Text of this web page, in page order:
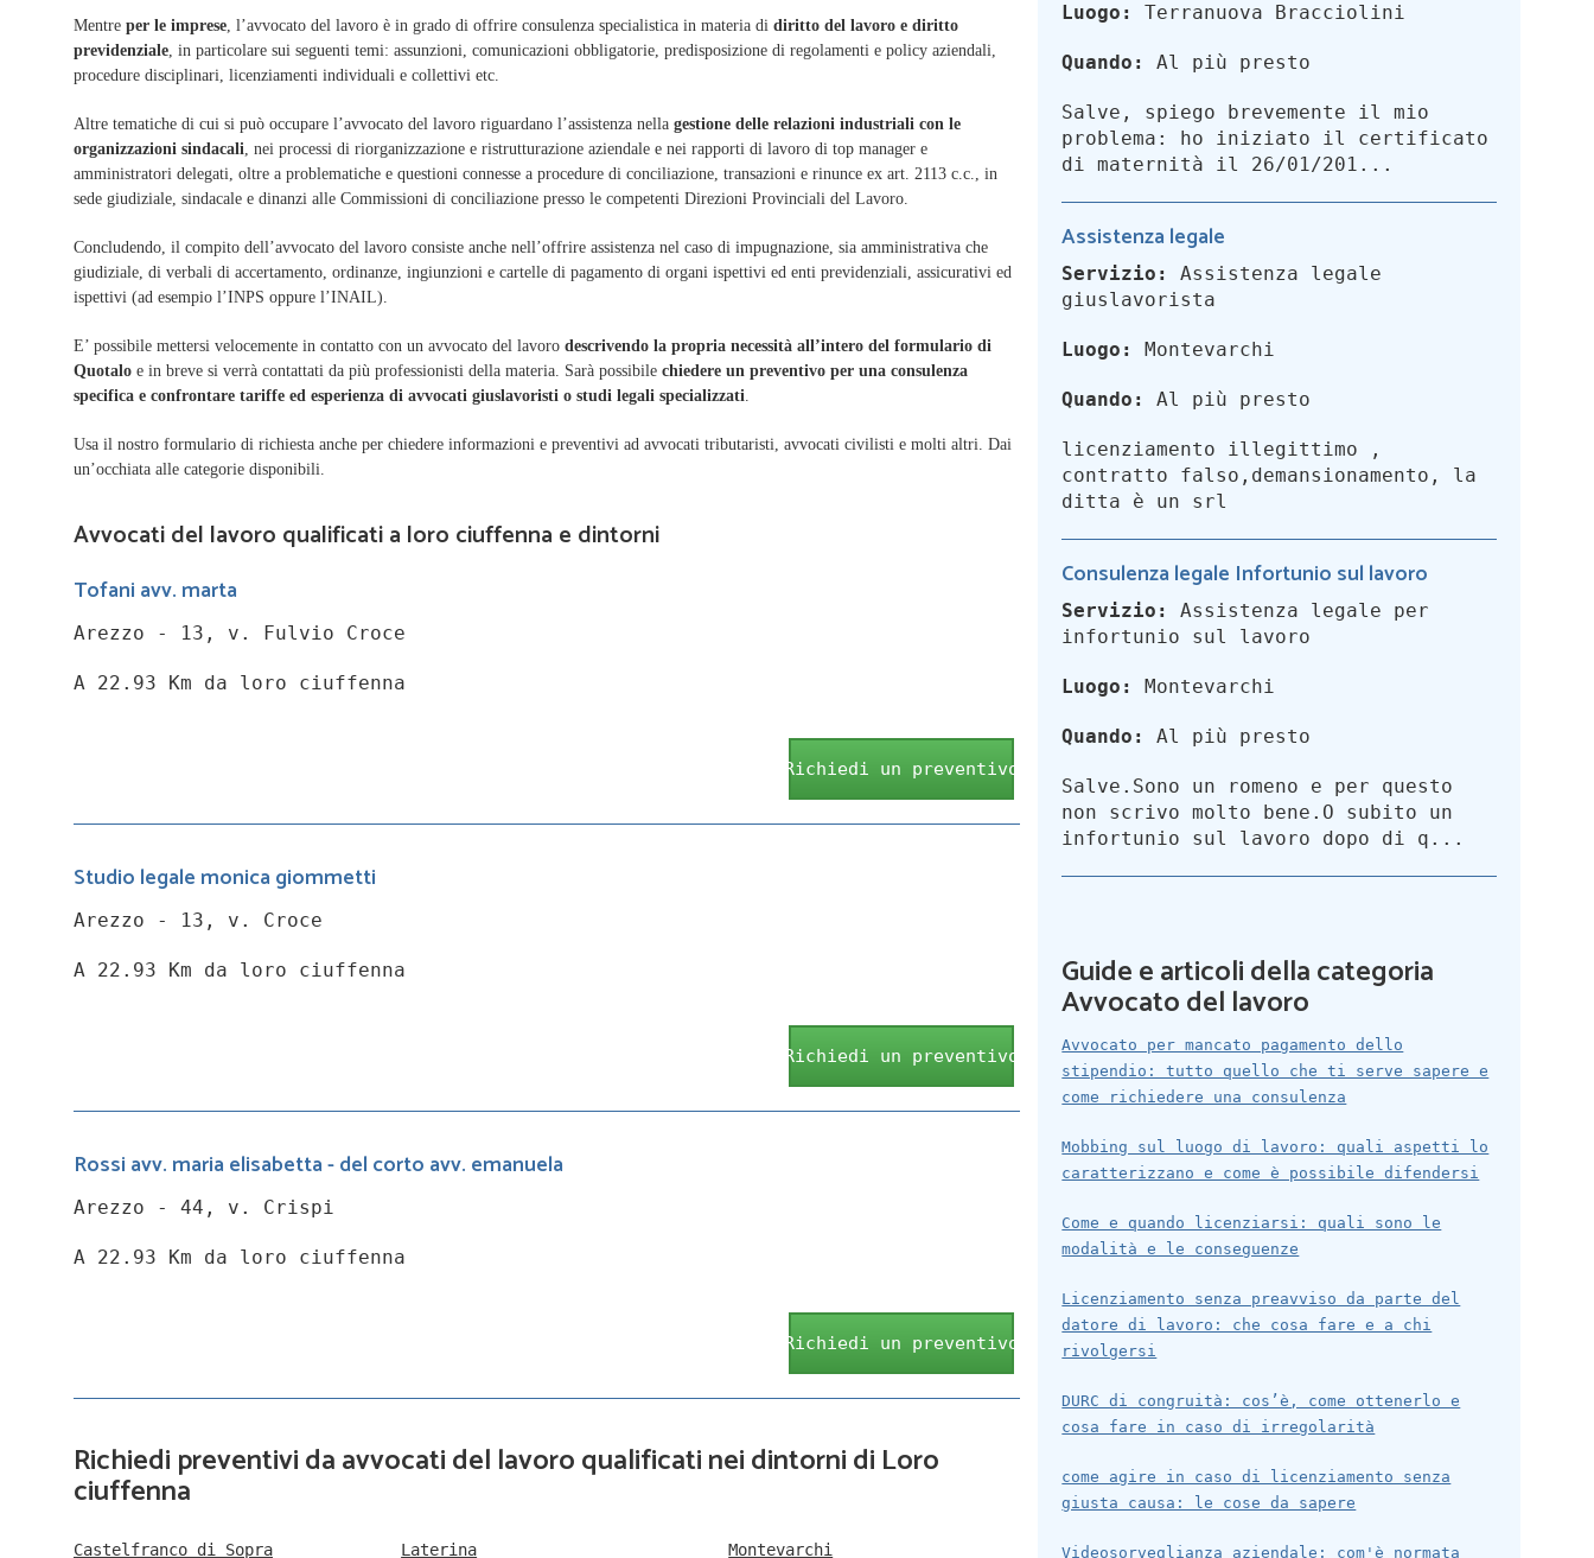
Mentre per le imprese, l’avvocato del lavoro è in grado di offrire consulenza specialistica in materia di diritto del lavoro e diritto
previdenziale, in particolare sui seguenti temi: assunzioni, comunicazioni obbligatorie, predisposizione di regolamenti e policy aziendali,
procedure disciplinari, licenziamenti individuali e collettivi etc.
Altre tematiche di cui si può occupare l’avvocato del lavoro riguardano l’assistenza nella gestione delle relazioni industriali con le
organizzazioni sindacali, nei processi di riorganizzazione e ristrutturazione aziendale e nei rapporti di lavoro di top manager e
amministratori delegati, oltre a problematiche e questioni connesse a procedure di conciliazione, transazioni e rinunce ex art. 2113 c.c., in
sede giudiziale, sindacale e dinanzi alle Commissioni di conciliazione presso le competenti Direzioni Provinciali del Lavoro.
Concludendo, il compito dell’avvocato del lavoro consiste anche nell’offrire assistenza nel caso di impugnazione, sia amministrativa che
giudiziale, di verbali di accertamento, ordinanze, ingiunzioni e cartelle di pagamento di organi ispettivi ed enti previdenziali, assicurativi ed
ispettivi (ad esempio l’INPS oppure l’INAIL).
E’ possibile mettersi velocemente in contatto con un avvocato del lavoro descrivendo la propria necessità all’intero del formulario di
Quotalo e in breve si verrà contattati da più professionisti della materia. Sarà possibile chiedere un preventivo per una consulenza
specifica e confrontare tariffe ed esperienza di avvocati giuslavoristi o studi legali specializzati.
Usa il nostro formulario di richiesta anche per chiedere informazioni e preventivi ad avvocati tributaristi, avvocati civilisti e molti altri. Dai
un’occhiata alle categorie disponibili.
Avvocati del lavoro qualificati a loro ciuffenna e dintorni
Tofani avv. marta
Arezzo - 13, v. Fulvio Croce
A 22.93 Km da loro ciuffenna
Richiedi un preventivo
Studio legale monica giommetti
Arezzo - 13, v. Croce
A 22.93 Km da loro ciuffenna
Richiedi un preventivo
Rossi avv. maria elisabetta - del corto avv. emanuela
Arezzo - 44, v. Crispi
A 22.93 Km da loro ciuffenna
Richiedi un preventivo
Richiedi preventivi da avvocati del lavoro qualificati nei dintorni di Loro
ciuffenna
Castelfranco di Sopra Laterina
Montevarchi
Luogo: Terranuova Bracciolini
Quando: Al più presto
Salve, spiego brevemente il mio
problema: ho iniziato il certificato
di maternità il 26/01/201...
Assistenza legale
Servizio:
Assistenza legale
giuslavorista
Luogo: Montevarchi
Quando: Al più presto
licenziamento illegittimo ,
contratto falso,demansionamento, la
ditta è un srl
Consulenza legale Infortunio sul lavoro
Servizio:
Assistenza legale per
infortunio sul lavoro
Luogo: Montevarchi
Quando: Al più presto
Salve.Sono un romeno e per questo
non scrivo molto bene.O subito un
infortunio sul lavoro dopo di q...
Guide e articoli della categoria
Avvocato del lavoro
Avvocato per mancato pagamento dello
stipendio: tutto quello che ti serve sapere e
come richiedere una consulenza
Mobbing sul luogo di lavoro: quali aspetti lo
caratterizzano e come è possibile difendersi
Come e quando licenziarsi: quali sono le
modalità e le conseguenze
Licenziamento senza preavviso da parte del
datore di lavoro: che cosa fare e a chi
rivolgersi
DURC di congruità: cos’è, come ottenerlo e
cosa fare in caso di irregolarità
come agire in caso di licenziamento senza
giusta causa: le cose da sapere
Videosorveglianza aziendale: com'è normata